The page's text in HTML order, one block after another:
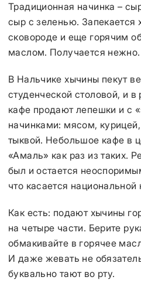
Традиционная начинка –
сыр с зеленью. Запекается
сковороде и еще горячим
маслом. Получается нежно.
В Нальчике хычины пекут
студенческой столовой, и в
кафе продают лепешки и с
начинками: мясом,
тыквой. Небольшое кафе в
«Амаль» как раз из таких.
был и остается
что касается национальной
Как есть: подают хычины
на четыре части. Берите
обмакивайте в горячее
И даже жевать не
буквально тают во рту.